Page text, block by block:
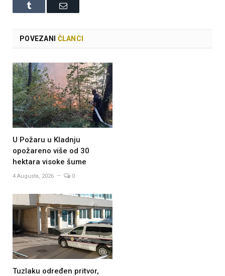
Tumblr Email
POVEZANI ČLANCI
U Požaru u Kladnju
opožareno više od 30
hektara visoke šume
4 Augusta, 2026 0
Tuzlaku određen pritvor,